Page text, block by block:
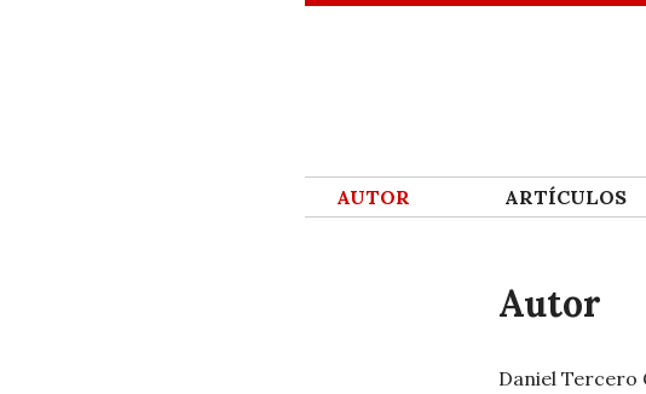
SKIP TO CONTENT
AUTOR ARTÍ­CULOS
Autor
Daniel Tercero